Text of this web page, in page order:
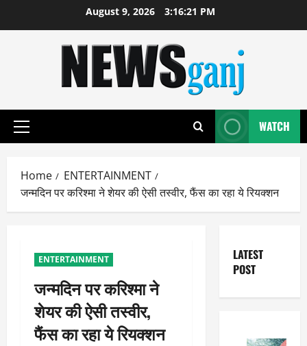
August 9, 2026 3:16:22 PM
Primary
WATCH
Home
ENTERTAINMENT
जन्मदिन पर करिश्मा ने शेयर की ऐसी तस्वीर, फैंस का रहा ये रियक्शन
ENTERTAINMENT
जन्मदिन पर करिश्मा ने
शेयर की ऐसी तस्वीर,
फैंस का रहा ये रियक्शन
LATEST
POST